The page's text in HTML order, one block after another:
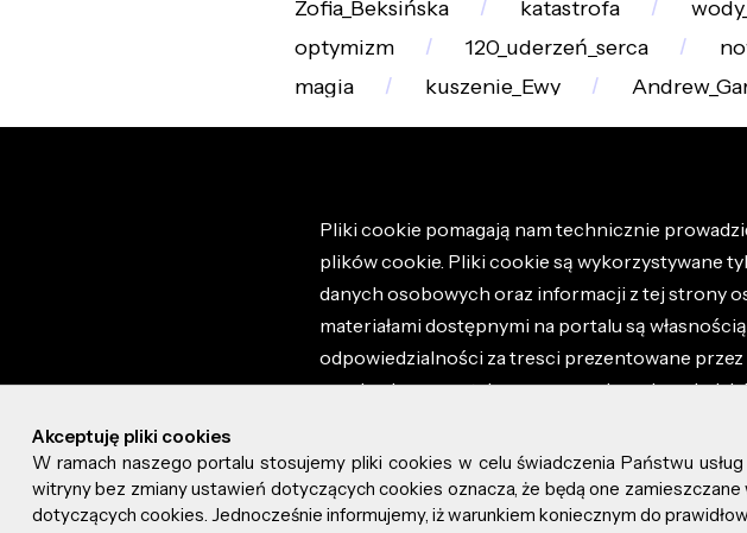
Zofia_Beksińska
katastrofa
optymizm
120_uderzeń_serca
magia
kuszenie_Ewy
Pliki cookie pomagają nam technicznie
plików cookie. Pliki cookie są wykorzystywane
danych osobowych oraz informacji z tej strony
materiałami dostępnymi na portalu są
odpowiedzialności za tresci prezentowane przez
regulaminem portalu oraz ponosisz
© 2026 altao.pl. Wszystkie prawa zastrzeżone.
0.045
Akceptuję pliki cookies
W ramach naszego portalu stosujemy pliki cookies w celu świadczenia Państwu
witryny bez zmiany ustawień dotyczących cookies oznacza, że będą one
dotyczących cookies. Jednocześnie informujemy, iż warunkiem koniecznym do